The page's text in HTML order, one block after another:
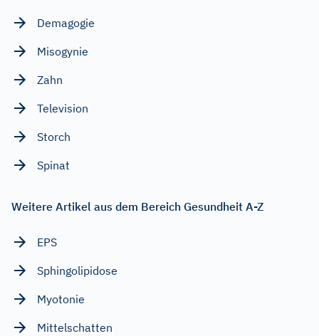
Demagogie
Misogynie
Zahn
Television
Storch
Spinat
Weitere Artikel aus dem Bereich Gesundheit A-Z
EPS
Sphingolipidose
Myotonie
Mittelschatten